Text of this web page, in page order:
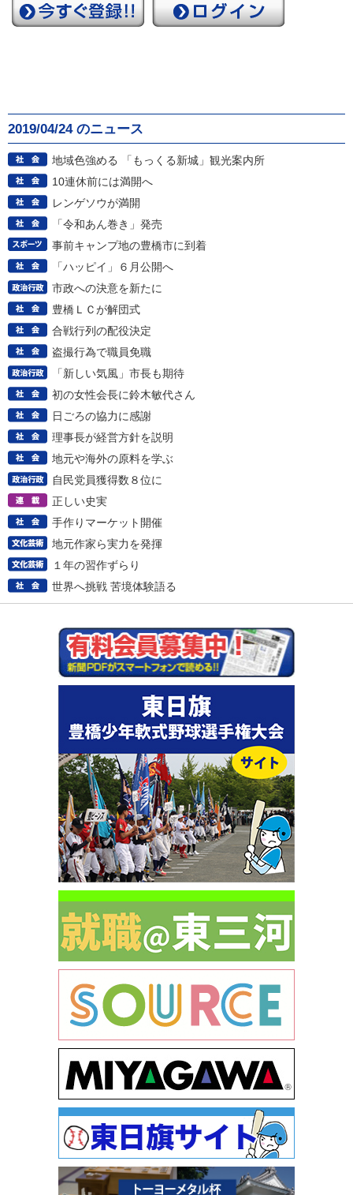
2019/04/24 のニュース
地域色強める 「もっくる新城」観光案内所
10連休前には満開へ
レンゲソウが満開
「令和あん巻き」発売
事前キャンプ地の豊橋市に到着
「ハッピイ」６月公開へ
市政への決意を新たに
豊橋ＬＣが解団式
合戦行列の配役決定
盗撮行為で職員免職
「新しい気風」市長も期待
初の女性会長に鈴木敏代さん
日ごろの協力に感謝
理事長が経営方針を説明
地元や海外の原料を学ぶ
自民党員獲得数８位に
正しい史実
手作りマーケット開催
地元作家ら実力を発揮
１年の習作ずらり
世界へ挑戦 苦境体験語る